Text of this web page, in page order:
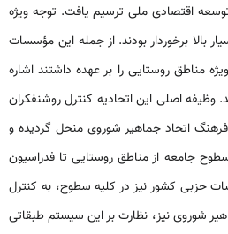
اقتصادی ملی ترسیم یافت. توجه ویژه
بالا برخوردار بودند. از جمله این مؤسسات
مناطق روستایی را بر عهده داشتند اشاره
گردید. وظیفه اصلی این اتحادیه کنترل روشنفکران
فرهنگی طبق خواسته و نیاز حزب بلشویک بود. در سال 1953، وزارت فرهنگ اتحاد جماهیر شوروی منحل گردیده و
جامعه از مناطق روستایی تا فدراسیون
حزبی کشور نیز در کلیه سطوح، به کنترل
شوروی نیز، نظارت بر این سیستم طبقاتی